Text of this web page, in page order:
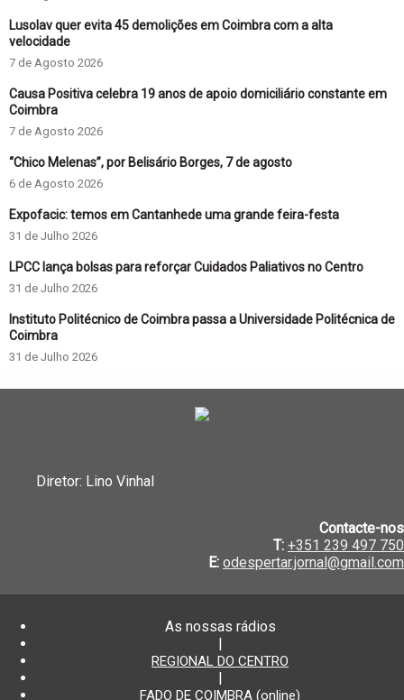
Lusolav quer evita 45 demolições em Coimbra com a alta
velocidade
7 de Agosto 2026
Causa Positiva celebra 19 anos de apoio domiciliário constante em
Coimbra
7 de Agosto 2026
“Chico Melenas”, por Belisário Borges, 7 de agosto
6 de Agosto 2026
Expofacic: temos em Cantanhede uma grande feira-festa
31 de Julho 2026
LPCC lança bolsas para reforçar Cuidados Paliativos no Centro
31 de Julho 2026
Instituto Politécnico de Coimbra passa a Universidade Politécnica de
Coimbra
31 de Julho 2026
Diretor: Lino Vinhal
Contacte-nos
T: +351 239 497 750
E: odespertar.jornal@gmail.com
As nossas rádios
|
REGIONAL DO CENTRO
|
FADO DE COIMBRA (online)